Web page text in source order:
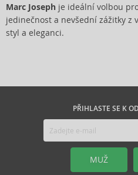
Marc Joseph je ideální volbou
jedinečnost a nevšední zážitky
styl a eleganci.
PŘIHLASTE SE K
MUŽ